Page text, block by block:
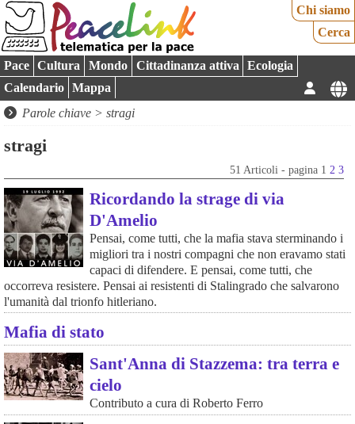
Chi siamo
Cerca
Pace Cultura Mondo Cittadinanza attiva
Ecologia
Calendario
Mappa
Parole chiave > stragi
stragi
51 Articoli - pagina 1 2 3
Ricordando la strage di via
D'Amelio
Pensai, come tutti, che la mafia stava sterminando i
migliori tra i nostri compagni che non eravamo stati
capaci di difendere. E pensai, come tutti, che
occorreva resistere. Pensai ai resistenti di Stalingrado che salvarono
l'umanità dal trionfo hitleriano.
Mafia di stato
Sant'Anna di Stazzema: tra terra e
cielo
Contributo a cura di Roberto Ferro